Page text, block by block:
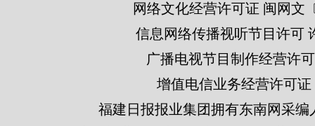
网络文化经营许可证 闽网文
信息网络传播视听节目许可
广播电视节目制作经营许
增值电信业务经营许可证
福建日报报业集团拥有东南网采